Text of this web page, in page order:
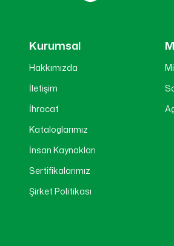
Kurumsal
Hakkımızda
İletişim
İhracat
Kataloglarımız
İnsan Kaynakları
Sertifikalarımız
Şirket Politikası